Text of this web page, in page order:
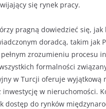
się rynek pracy.
pragną dowiedzieć się,
doradcą, takim jak
zrozumieniu procesu
formalności
w Turcji oferuje wyjątkową
w nieruchomości.
dostęp do rynków